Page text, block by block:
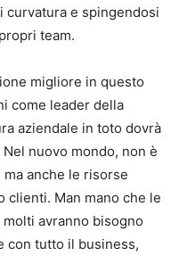
curvatura e spingendosi
team.
migliore in questo
come leader della
aziendale in toto dovrà
nuovo mondo, non è
ma anche le risorse
clienti. Man mano che le
avranno bisogno
con tutto il business,